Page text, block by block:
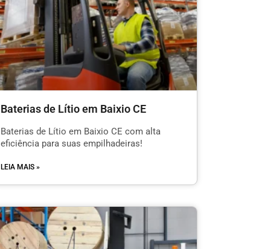
Baterias de Lítio em Baixio CE
Baterias de Lítio em Baixio CE com alta
eficiência para suas empilhadeiras!
LEIA MAIS »